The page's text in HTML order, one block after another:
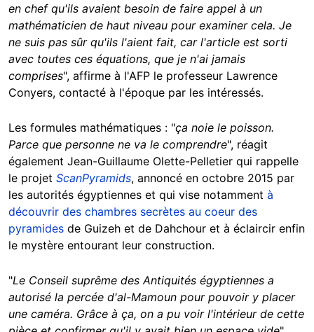
en chef qu'ils avaient besoin de faire appel à un
mathématicien de haut niveau pour examiner cela. Je
ne suis pas sûr qu'ils l'aient fait, car l'article est sorti
avec toutes ces équations, que je n'ai jamais
comprises", affirme à l'AFP le professeur Lawrence
Conyers, contacté à l'époque par les intéressés.
Les formules mathématiques : "ça noie le poisson.
Parce que personne ne va le comprendre", réagit
également Jean-Guillaume Olette-Pelletier qui rappelle
le projet ScanPyramids, annoncé en octobre 2015 par
les autorités égyptiennes et qui vise notamment à
découvrir des chambres secrètes au coeur des
pyramides de Guizeh et de Dahchour et à éclaircir enfin
le mystère entourant leur construction.
"Le Conseil suprême des Antiquités égyptiennes a
autorisé la percée d'al-Mamoun pour pouvoir y placer
une caméra. Grâce à ça, on a pu voir l'intérieur de cette